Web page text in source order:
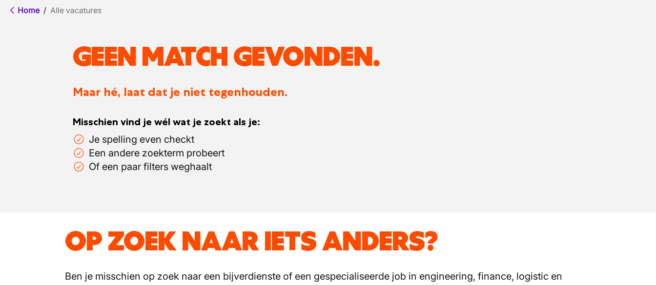
Home / Alle vacatures
GEEN MATCH GEVONDEN.
Maar hé, laat dat je niet tegenhouden.
Misschien vind je wél wat je zoekt als je:
Je spelling even checkt
Een andere zoekterm probeert
Of een paar filters weghaalt
OP ZOEK NAAR IETS ANDERS?
Ben je misschien op zoek naar een bijverdienste of een gespecialiseerde job in engineering, finance, logistic en